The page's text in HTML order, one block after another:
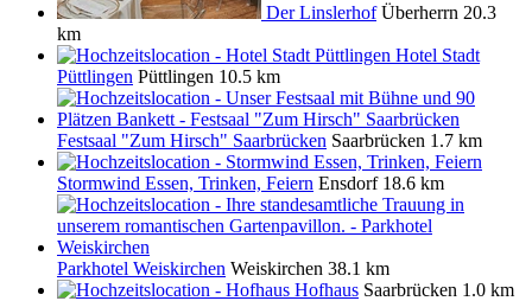
Der Linslerhof Überherrn 20.3
km
Hotel Stadt
Püttlingen Püttlingen 10.5 km
Festsaal "Zum Hirsch" Saarbrücken Saarbrücken 1.7 km
Stormwind Essen, Trinken, Feiern Ensdorf 18.6 km
Parkhotel Weiskirchen Weiskirchen 38.1 km
Hofhaus Saarbrücken 1.0 km